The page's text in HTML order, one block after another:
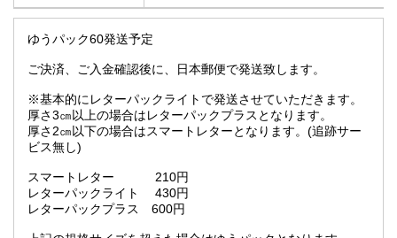
ゆうパック60発送予定
ご決済、ご入金確認後に、日本郵便で発送致します。
※基本的にレターパックライトで発送させていただきます。
厚さ3㎝以上の場合はレターパックプラスとなります。
厚さ2㎝以下の場合はスマートレターとなります。(追跡サー
ビス無し)
スマートレター 210円
レターパックライト 430円
レターパックプラス 600円